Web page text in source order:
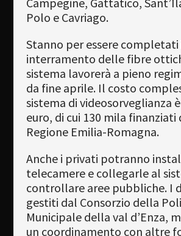
Polo e Cavriago.
Stanno per essere completati
interramento delle fibre
sistema lavorerà a pieno
da fine aprile. Il costo
sistema di videosorveglianza
euro, di cui 130 mila finanziati
Regione Emilia-Romagna.
Anche i privati potranno
telecamere e collegarle al
controllare aree pubbliche. I
gestiti dal Consorzio della
Municipale della val d’Enza,
un coordinamento con altre